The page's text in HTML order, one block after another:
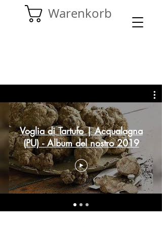
Warenkorb
Voglia di Tartufo | Acqualagna
(PU) - Album del nostro 2019